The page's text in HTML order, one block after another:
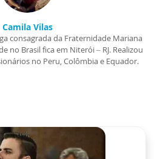
Camila Vilas
consagrada da Fraternidade Mariana
no Brasil fica em Niterói – RJ. Realizou
no Peru, Colômbia e Equador.